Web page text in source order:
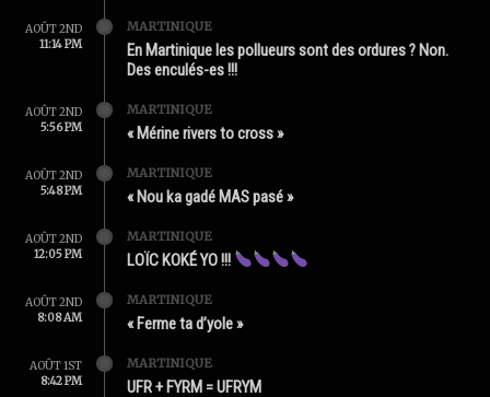
AOÛT 2ND
11:14 PM
MARTINIQUE
En Martinique les pollueurs sont des ordures ? Non.
Des enculés-es !!!
AOÛT 2ND
5:56 PM
MARTINIQUE
« Mérine rivers to cross »
AOÛT 2ND
5:48 PM
MARTINIQUE
« Nou ka gadé MAS pasé »
AOÛT 2ND
12:05 PM
MARTINIQUE
LOÏC KOKÉ YO !!!
AOÛT 2ND
8:08 AM
MARTINIQUE
« Ferme ta d’yole »
AOÛT 1ST
8:42 PM
MARTINIQUE
UFR + FYRM = UFRYM